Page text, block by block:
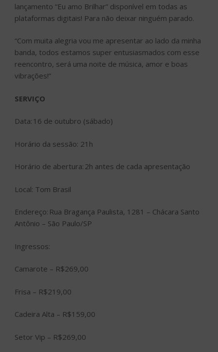
lançamento “Eu amo Brilhar” disponível em todas as
plataformas digitais! Para não deixar ninguém parado.
“Com muita alegria vou me apresentar ao lado da minha
banda, todos estamos super entusiasmados com esse
reencontro, será uma noite de música, amor e boas
vibrações!”
SERVIÇO
Data: 16 de outubro (sábado)
Horário da sessão: 21h
Horário de abertura: 2h antes de cada apresentação
Local: Tom Brasil
Endereço: Rua Bragança Paulista, 1281 – Chácara Santo
Antônio – São Paulo/SP
Ingressos:
Camarote – R$269,00
Frisa – R$219,00
Cadeira Alta – R$159,00
Setor Vip – R$269,00